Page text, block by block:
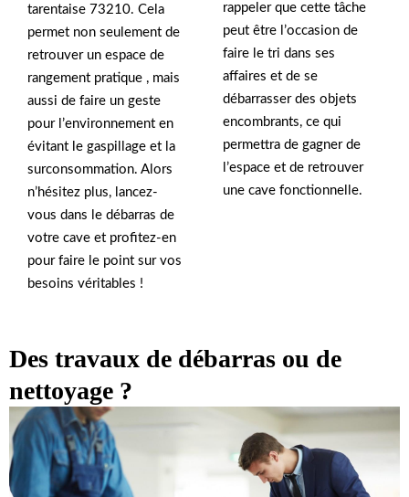
tarentaise 73210. Cela
permet non seulement de
retrouver un espace de
rangement pratique , mais
aussi de faire un geste
pour l’environnement en
évitant le gaspillage et la
surconsommation. Alors
n’hésitez plus, lancez-
vous dans le débarras de
votre cave et profitez-en
pour faire le point sur vos
besoins véritables !
rappeler que cette tâche
peut être l’occasion de
faire le tri dans ses
affaires et de se
débarrasser des objets
encombrants, ce qui
permettra de gagner de
l’espace et de retrouver
une cave fonctionnelle.
Des travaux de débarras ou de
nettoyage ?